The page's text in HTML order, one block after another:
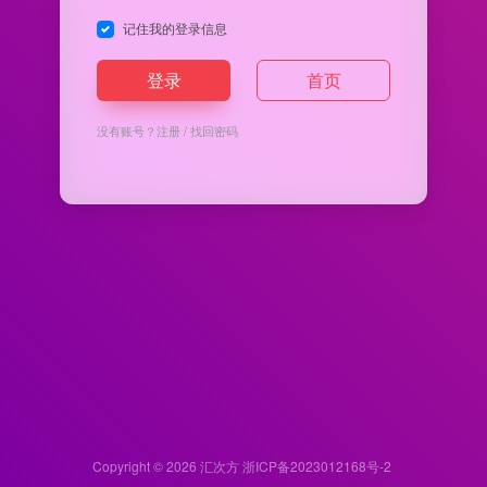
记住我的登录信息
登录 首页
没有账号？注册/找回密码
Copyright © 2026 汇次方浙ICP备2023012168号-2